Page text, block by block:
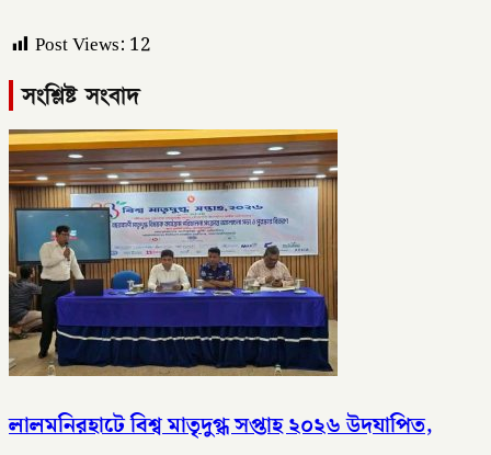
Post Views: 12
সংশ্লিষ্ট সংবাদ
লালমনিরহাটে বিশ্ব মাতৃদুগ্ধ সপ্তাহ ২০২৬ উদযাপিত,